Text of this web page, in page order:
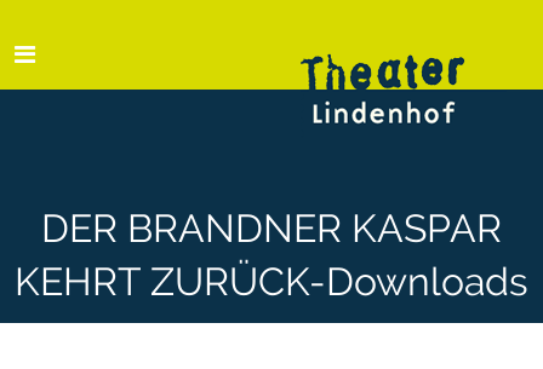
DER BRANDNER KASPAR
KEHRT ZURÜCK-Downloads